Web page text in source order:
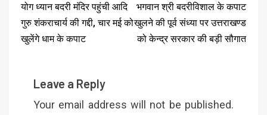
योग ध्यान बदरी मंदिर पहुंची आदि
गुरु शंकराचार्य की गद्दी, चार मई को
खुलेंगे धाम के कपाट
भगवान श्री बदरीविशाल के कपाट
खुलने की पूर्व संध्या पर उत्तराखण्ड
को केन्द्र सरकार की बड़ी सौगात
Leave a Reply
Your email address will not be published.